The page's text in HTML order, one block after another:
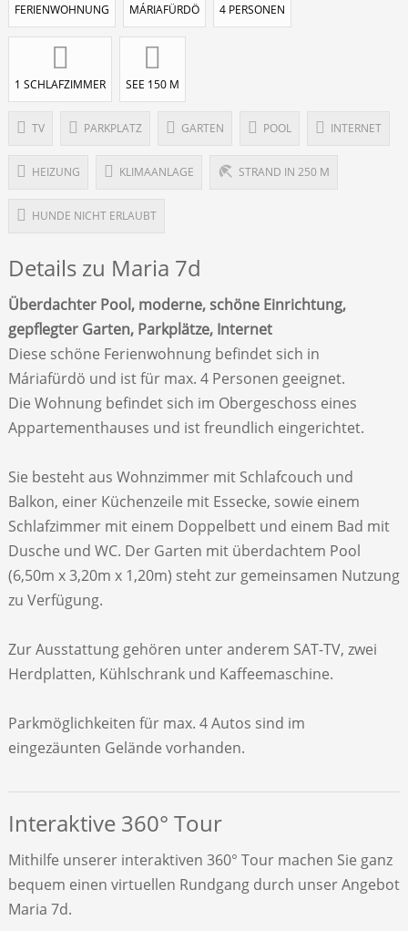
FERIENWOHNUNG MÁRIAFÜRDÖ 4 PERSONEN
1 SCHLAFZIMMER SEE 150 M
TV PARKPLATZ GARTEN POOL INTERNET
HEIZUNG KLIMAANLAGE STRAND IN 250 M
HUNDE NICHT ERLAUBT
Details zu Maria 7d
Überdachter Pool, moderne, schöne Einrichtung,
gepflegter Garten, Parkplätze, Internet
Diese schöne Ferienwohnung befindet sich in
Máriafürdö und ist für max. 4 Personen geeignet.
Die Wohnung befindet sich im Obergeschoss eines
Appartementhauses und ist freundlich eingerichtet.
Sie besteht aus Wohnzimmer mit Schlafcouch und
Balkon, einer Küchenzeile mit Essecke, sowie einem
Schlafzimmer mit einem Doppelbett und einem Bad mit
Dusche und WC. Der Garten mit überdachtem Pool
(6,50m x 3,20m x 1,20m) steht zur gemeinsamen Nutzung
zu Verfügung.
Zur Ausstattung gehören unter anderem SAT-TV, zwei
Herdplatten, Kühlschrank und Kaffeemaschine.
Parkmöglichkeiten für max. 4 Autos sind im
eingezäunten Gelände vorhanden.
Interaktive 360° Tour
Mithilfe unserer interaktiven 360° Tour machen Sie ganz
bequem einen virtuellen Rundgang durch unser Angebot
Maria 7d.